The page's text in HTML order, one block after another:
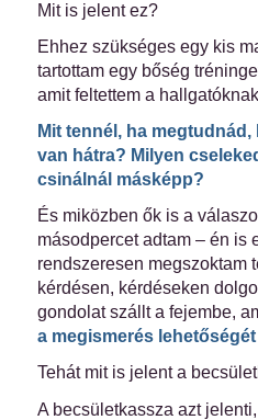
Mit is jelent ez?
Ehhez szükséges egy kis
tartottam egy bőség
amit feltettem a
Mit tennél, ha
van hátra? Milyen
csinálnál másképp?
És miközben ők is a
másodpercet adtam – én is
rendszeresen megszoktam
kérdésen, kérdéseken
gondolat szállt a fejembe,
a megismerés
Tehát mit is jelent a
A becsületkassza azt